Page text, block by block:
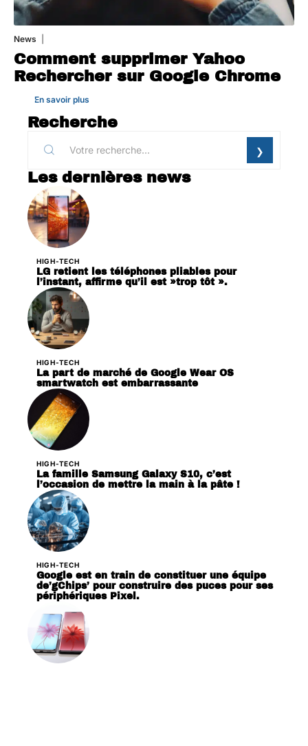
News
Comment supprimer Yahoo
Rechercher sur Google Chrome
En savoir plus
Recherche
Les dernières news
HIGH-TECH
LG retient les téléphones pliables pour
l’instant, affirme qu’il est »trop tôt ».
HIGH-TECH
La part de marché de Google Wear OS
smartwatch est embarrassante
HIGH-TECH
La famille Samsung Galaxy S10, c’est
l’occasion de mettre la main à la pâte !
HIGH-TECH
Google est en train de constituer une équipe
de’gChips’ pour construire des puces pour ses
périphériques Pixel.